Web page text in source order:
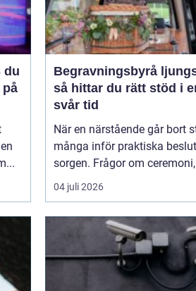
Begravningsbyrå
så hittar du rätt stöd i
svår tid
När en närstående går bort
många inför praktiska
sorgen. Frågor om
04 juli 2026